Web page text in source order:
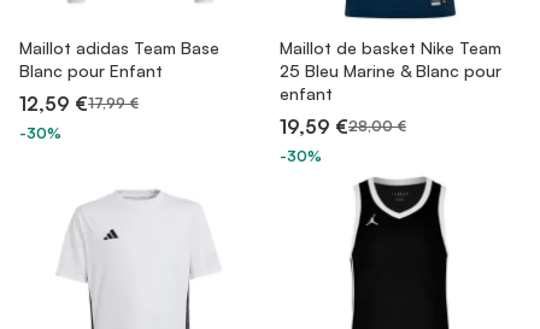
Maillot adidas Team Base
Blanc pour Enfant
12,59 €17,99 €
-30%
Maillot de basket Nike Team
25 Bleu Marine & Blanc pour
enfant
19,59 €28,00 €
-30%